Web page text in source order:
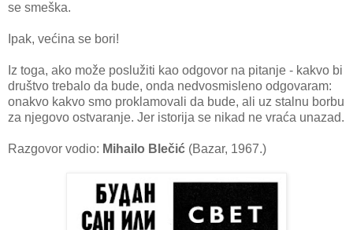
se smeška.
Ipak, većina se bori!
Iz toga, ako može poslužiti kao odgovor na pitanje - kakvo bi
društvo trebalo da bude, onda nedvosmisleno odgovaram:
onakvo kakvo smo proklamovali da bude, ali uz stalnu borbu
za njegovo ostvaranje. Jer istorija se nikad ne vraća unazad.
Razgovor vodio: Mihailo Blečić (Bazar, 1967.)